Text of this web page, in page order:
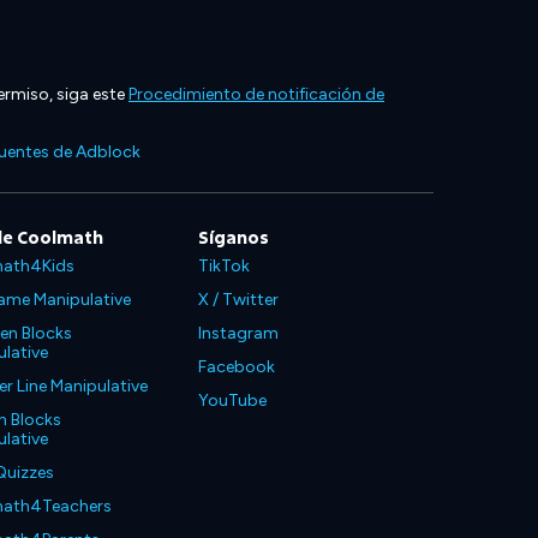
siga esteProcedimiento de notificación de
de Adblock
Coolmath
Manipulative
Blocks
Line Manipulative
Blocks
Síganos
TikTok
X / Twitter
Instagram
Facebook
YouTube